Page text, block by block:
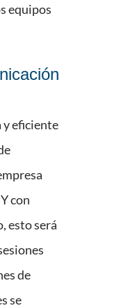
equipos
y eficiente
con
esto será
de
se